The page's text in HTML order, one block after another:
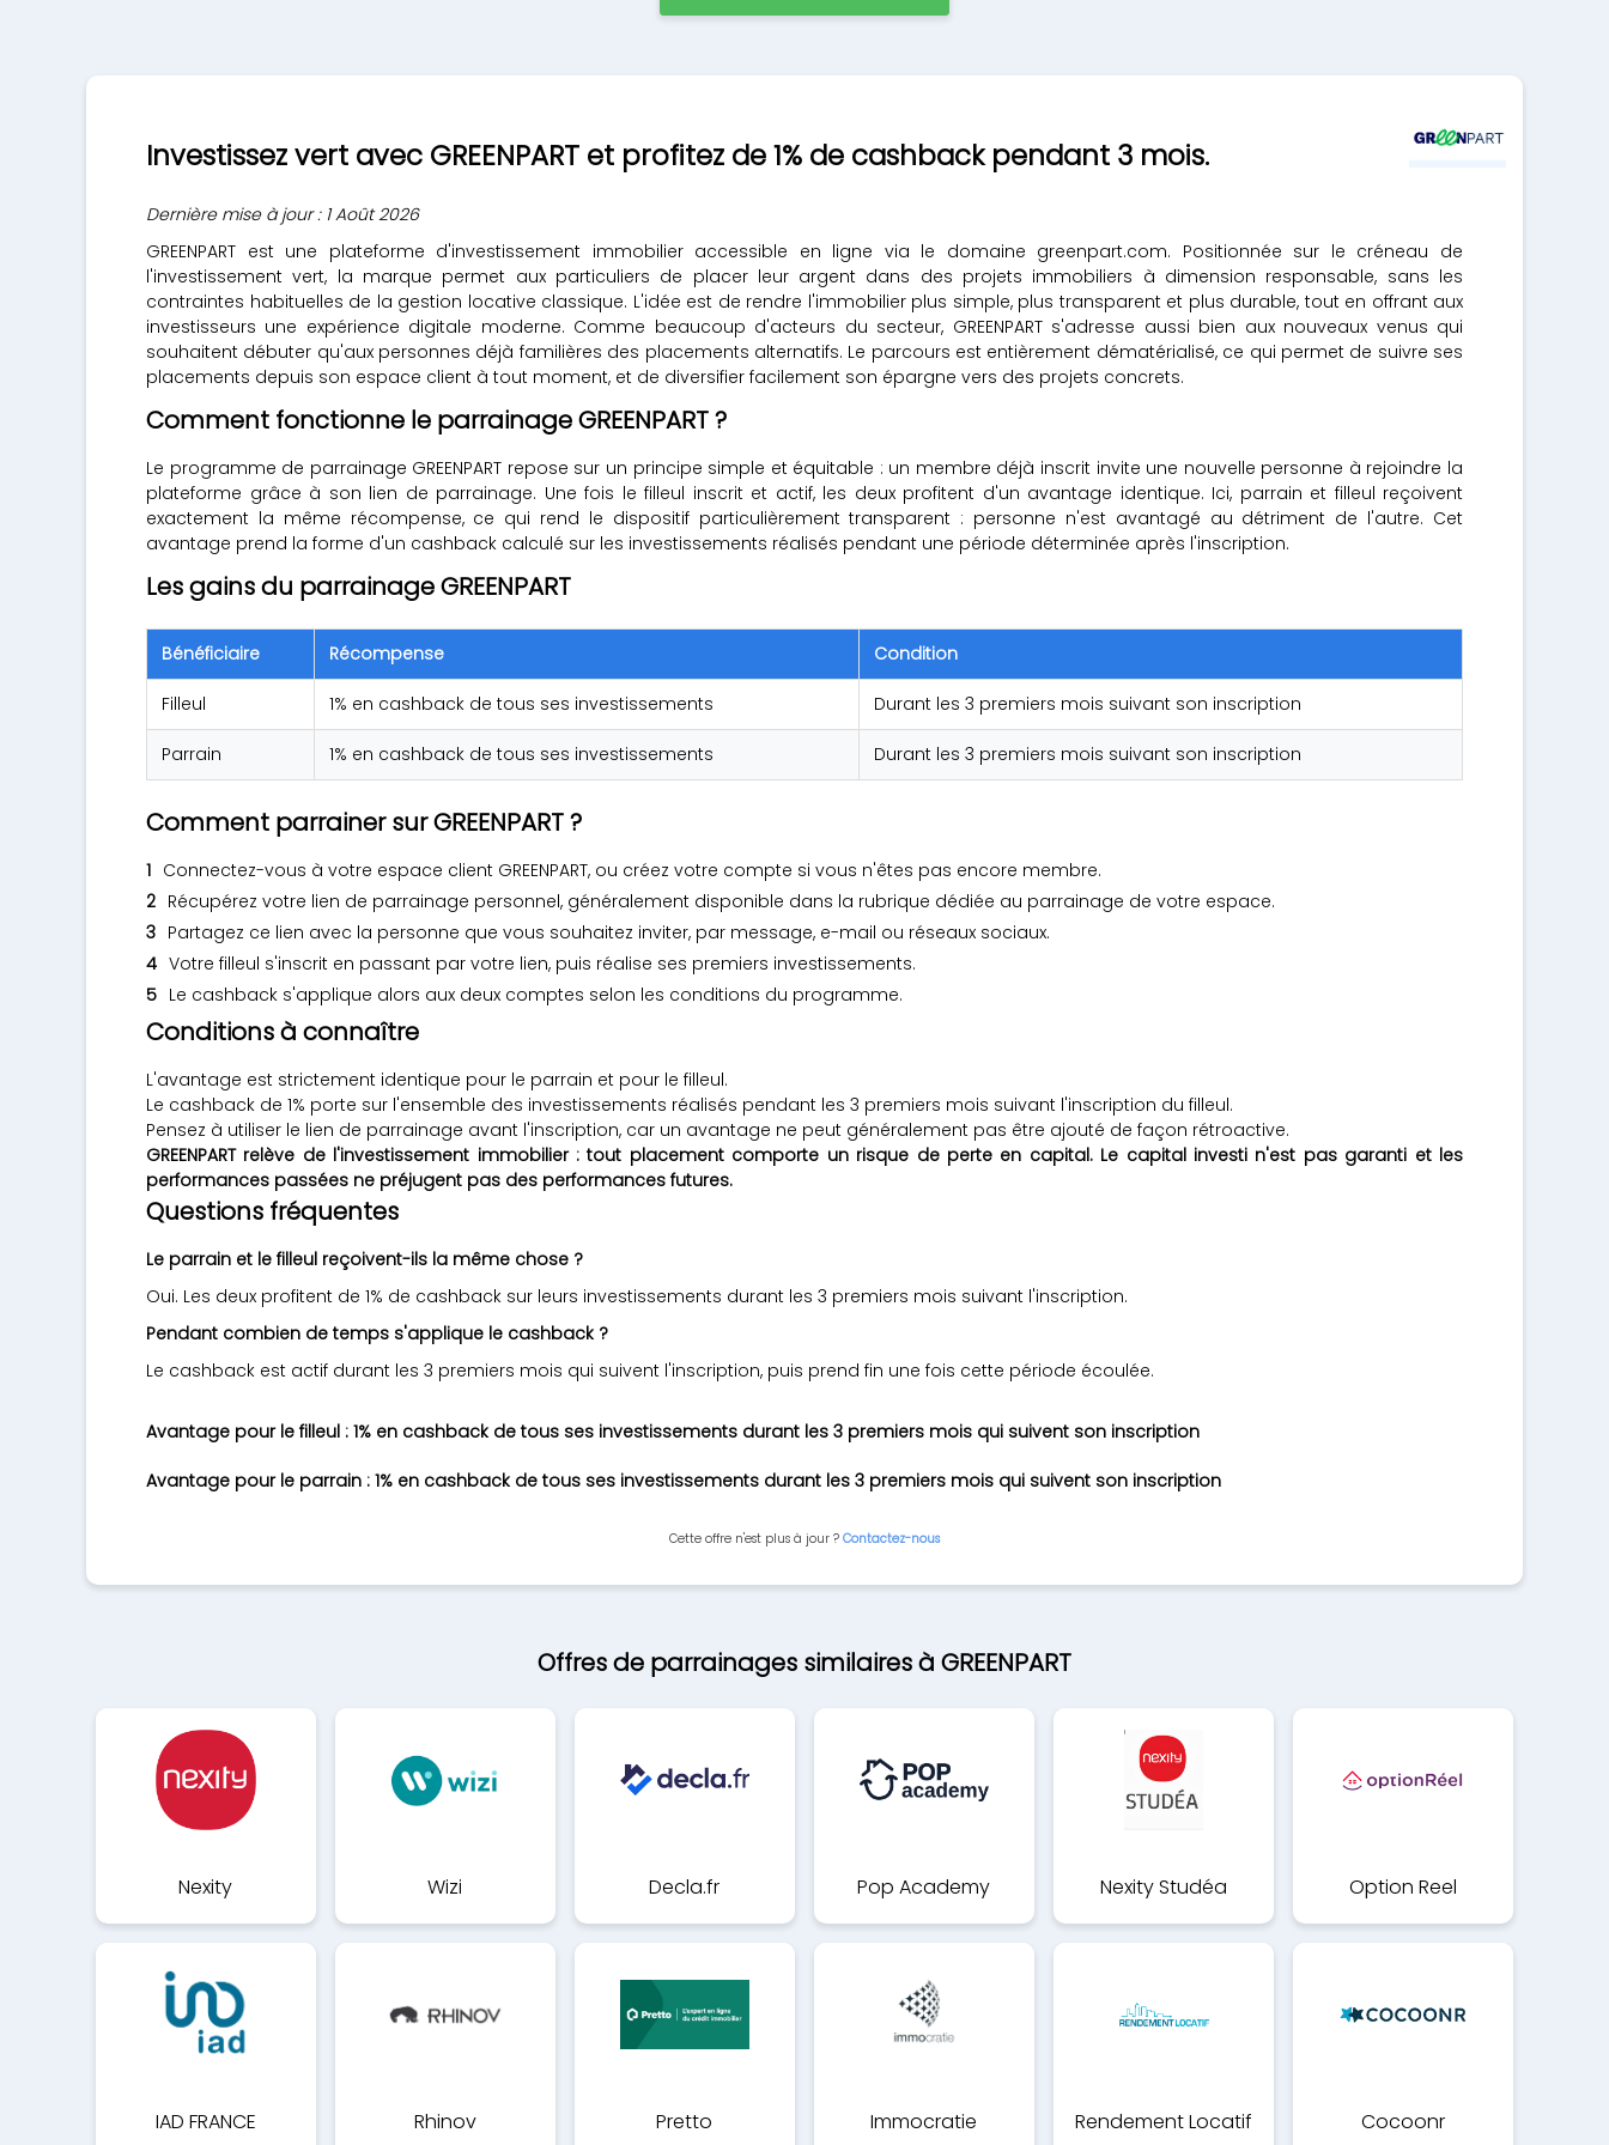
Investissez vert avec GREENPART et profitez de 1% de cashback pendant 3 mois.
Dernière mise à jour : 1 Août 2026
GREENPART est une plateforme d'investissement immobilier accessible en ligne via le domaine greenpart.com. Positionnée sur le créneau de
l'investissement vert, la marque permet aux particuliers de placer leur argent dans des projets immobiliers à dimension responsable, sans les
contraintes habituelles de la gestion locative classique. L'idée est de rendre l'immobilier plus simple, plus transparent et plus durable, tout en offrant aux
investisseurs une expérience digitale moderne. Comme beaucoup d'acteurs du secteur, GREENPART s'adresse aussi bien aux nouveaux venus qui
souhaitent débuter qu'aux personnes déjà familières des placements alternatifs. Le parcours est entièrement dématérialisé, ce qui permet de suivre ses
placements depuis son espace client à tout moment, et de diversifier facilement son épargne vers des projets concrets.
Comment fonctionne le parrainage GREENPART ?
Le programme de parrainage GREENPART repose sur un principe simple et équitable : un membre déjà inscrit invite une nouvelle personne à rejoindre la
plateforme grâce à son lien de parrainage. Une fois le filleul inscrit et actif, les deux profitent d'un avantage identique. Ici, parrain et filleul reçoivent
exactement la même récompense, ce qui rend le dispositif particulièrement transparent : personne n'est avantagé au détriment de l'autre. Cet
avantage prend la forme d'un cashback calculé sur les investissements réalisés pendant une période déterminée après l'inscription.
Les gains du parrainage GREENPART
Bénéficiaire Récompense Condition
Filleul 1% en cashback de tous ses investissements Durant les 3 premiers mois suivant son inscription
Parrain 1% en cashback de tous ses investissements Durant les 3 premiers mois suivant son inscription
Comment parrainer sur GREENPART ?
Connectez-vous à votre espace client GREENPART, ou créez votre compte si vous n'êtes pas encore membre.
Récupérez votre lien de parrainage personnel, généralement disponible dans la rubrique dédiée au parrainage de votre espace.
Partagez ce lien avec la personne que vous souhaitez inviter, par message, e-mail ou réseaux sociaux.
Votre filleul s'inscrit en passant par votre lien, puis réalise ses premiers investissements.
Le cashback s'applique alors aux deux comptes selon les conditions du programme.
Conditions à connaître
L'avantage est strictement identique pour le parrain et pour le filleul.
Le cashback de 1% porte sur l'ensemble des investissements réalisés pendant les 3 premiers mois suivant l'inscription du filleul.
Pensez à utiliser le lien de parrainage avant l'inscription, car un avantage ne peut généralement pas être ajouté de façon rétroactive.
GREENPART relève de l'investissement immobilier : tout placement comporte un risque de perte en capital. Le capital investi n'est pas garanti et les
performances passées ne préjugent pas des performances futures.
Questions fréquentes
Le parrain et le filleul reçoivent-ils la même chose ?
Oui. Les deux profitent de 1% de cashback sur leurs investissements durant les 3 premiers mois suivant l'inscription.
Pendant combien de temps s'applique le cashback ?
Le cashback est actif durant les 3 premiers mois qui suivent l'inscription, puis prend fin une fois cette période écoulée.
Avantage pour le filleul : 1% en cashback de tous ses investissements durant les 3 premiers mois qui suivent son inscription
Avantage pour le parrain : 1% en cashback de tous ses investissements durant les 3 premiers mois qui suivent son inscription
Cette offre n'est plus à jour ? Contactez-nous
Offres de parrainages similaires à GREENPART
Nexity Wizi Decla.fr Pop Academy Nexity Studéa Option Reel
IAD FRANCE Rhinov Pretto Immocratie Rendement Locatif Cocoonr